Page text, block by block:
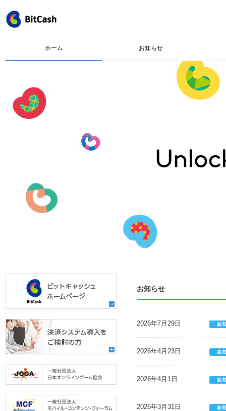
ホーム お知らせ
お知らせ
2026年7月29日
2026年4月23日
2026年4月1日
2026年3月31日